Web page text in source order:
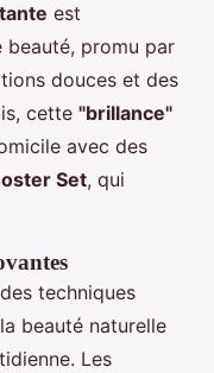
est
beauté, promu par
douces et des
cette "brillance"
avec des
Set, qui
techniques
beauté naturelle
Les